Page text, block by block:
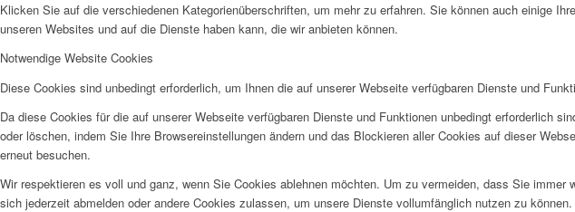
Klicken Sie auf die verschiedenen Kategorienüberschriften, um mehr zu erfahren. Sie können auch einige
unseren Websites und auf die Dienste haben kann, die wir anbieten können.
Notwendige Website Cookies
Diese Cookies sind unbedingt erforderlich, um Ihnen die auf unserer Webseite verfügbaren Dienste und
Da diese Cookies für die auf unserer Webseite verfügbaren Dienste und Funktionen unbedingt erforderlich
oder löschen, indem Sie Ihre Browsereinstellungen ändern und das Blockieren aller Cookies auf dieser
erneut besuchen.
Wir respektieren es voll und ganz, wenn Sie Cookies ablehnen möchten. Um zu vermeiden, dass Sie
sich jederzeit abmelden oder andere Cookies zulassen, um unsere Dienste vollumfänglich nutzen zu